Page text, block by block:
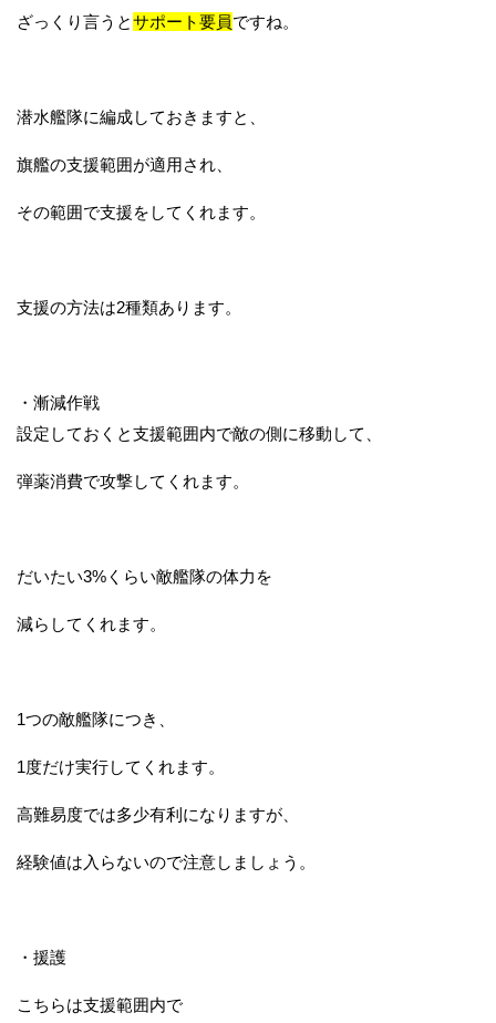
ざっくり言うとサポート要員ですね。
潜水艦隊に編成しておきますと、
旗艦の支援範囲が適用され、
その範囲で支援をしてくれます。
支援の方法は2種類あります。
・漸減作戦
設定しておくと支援範囲内で敵の側に移動して、
弾薬消費で攻撃してくれます。
だいたい3%くらい敵艦隊の体力を
減らしてくれます。
1つの敵艦隊につき、
1度だけ実行してくれます。
高難易度では多少有利になりますが、
経験値は入らないので注意しましょう。
・援護
こちらは支援範囲内で